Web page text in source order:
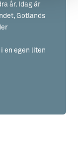
år. Idag är
Gotlands
en egen liten